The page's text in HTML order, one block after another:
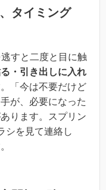
タイミング
すと二度と目に触
・引き出しに入れ
「今は不要だけど
が、必要になった
ります。スプリン
シを見て連絡し